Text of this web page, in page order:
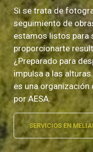
Si se trata de
seguimiento de
estamos listos para
proporcionarte
¿Preparado para
impulsa a las
es una
por AESA.
SERVICIOS EN